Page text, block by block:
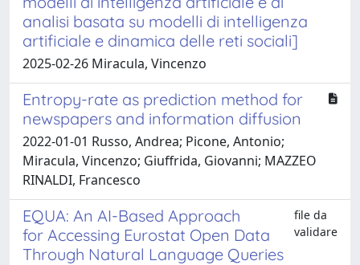
analisi basata su modelli di intelligenza
artificiale e dinamica delle reti sociali]
2025-02-26 Miracula, Vincenzo
Entropy-rate as prediction method for
newspapers and information diffusion
2022-01-01 Russo, Andrea; Picone, Antonio;
Miracula, Vincenzo; Giuffrida, Giovanni; MAZZEO
RINALDI, Francesco
EQUA: An AI-Based Approach
for Accessing Eurostat Open Data
Through Natural Language Queries
file da
validare